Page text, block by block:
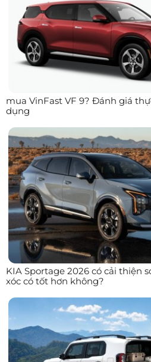
mua VinFast VF 9? Đánh giá
dụng
KIA Sportage 2026 có cải thiện
xóc có tốt hơn không?